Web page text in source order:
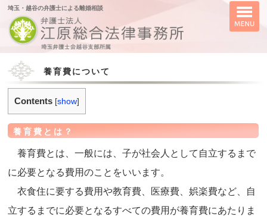
埼玉・越谷の弁護士による離婚相談
養育費について
Contents [show]
養育費とは？
養育費とは、一般には、子が社会人として自立するまで
に必要となる費用のことをいいます。
衣食住に要する費用や教育費、医療費、娯楽費など、自
立するまでに必要となるすべての費用が養育費にあたりま